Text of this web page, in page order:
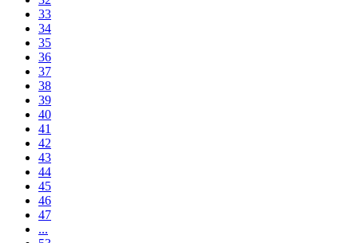
33
34
35
36
37
38
39
40
41
42
43
44
45
46
47
...